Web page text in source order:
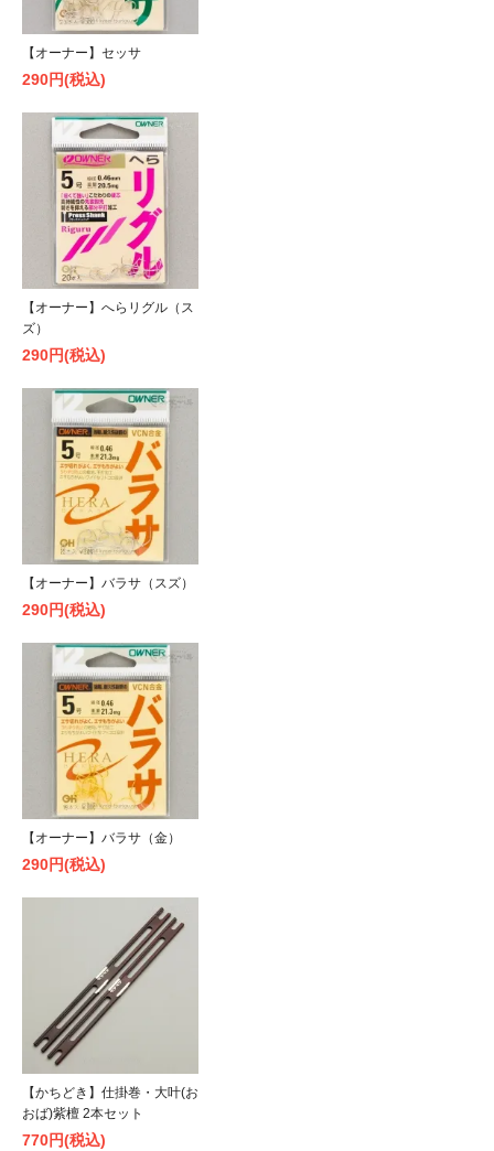
【オーナー】セッサ
290円(税込)
【オーナー】へらリグル（ス
ズ）
290円(税込)
【オーナー】バラサ（スズ）
290円(税込)
【オーナー】バラサ（金）
290円(税込)
【かちどき】仕掛巻・大叶(お
おば)紫檀 2本セット
770円(税込)